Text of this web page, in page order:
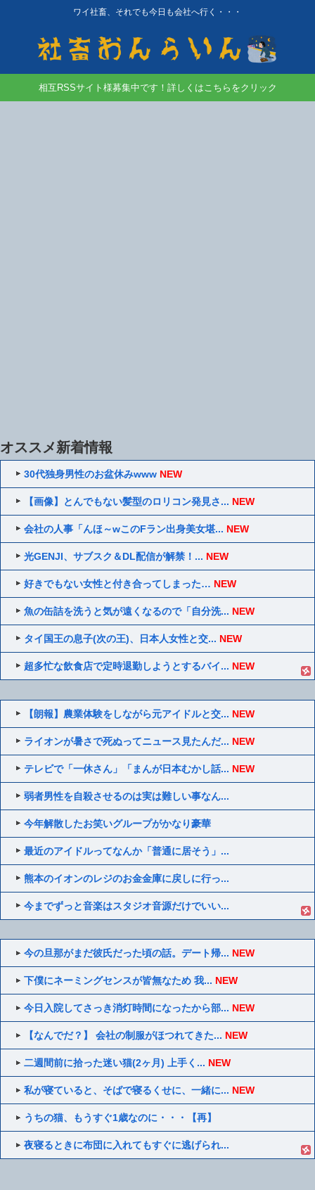
ワイ社畜、それでも今日も会社へ行く・・・
相互RSSサイト様募集中です！詳しくはこちらをクリック
オススメ新着情報
30代独身男性のお盆休みwww NEW
【画像】とんでもない髪型のロリコン発見さ... NEW
会社の人事「んほ～wこのFラン出身美女堪... NEW
光GENJI、サブスク＆DL配信が解禁！... NEW
好きでもない女性と付き合ってしまった… NEW
魚の缶詰を洗うと気が遠くなるので「自分洗... NEW
タイ国王の息子(次の王)、日本人女性と交... NEW
超多忙な飲食店で定時退勤しようとするバイ... NEW
【朗報】農業体験をしながら元アイドルと交... NEW
ライオンが暑さで死ぬってニュース見たんだ... NEW
テレビで「一休さん」「まんが日本むかし話... NEW
弱者男性を自殺させるのは実は難しい事なん...
今年解散したお笑いグループがかなり豪華
最近のアイドルってなんか「普通に居そう」...
熊本のイオンのレジのお金金庫に戻しに行っ...
今までずっと音楽はスタジオ音源だけでいい...
今の旦那がまだ彼氏だった頃の話。デート帰... NEW
下僕にネーミングセンスが皆無なため 我... NEW
今日入院してさっき消灯時間になったから部... NEW
【なんでだ？】 会社の制服がほつれてきた... NEW
二週間前に拾った迷い猫(2ヶ月) 上手く... NEW
私が寝ていると、そばで寝るくせに、一緒に... NEW
うちの猫、もうすぐ1歳なのに・・・【再】
夜寝るときに布団に入れてもすぐに逃げられ...